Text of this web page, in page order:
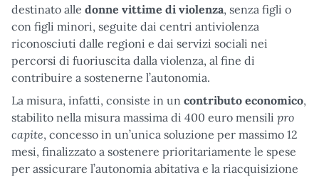
destinato alle donne vittime di violenza, senza figli o
con figli minori, seguite dai centri antiviolenza
riconosciuti dalle regioni e dai servizi sociali nei
percorsi di fuoriuscita dalla violenza, al fine di
contribuire a sostenerne l’autonomia.
La misura, infatti, consiste in un contributo economico,
stabilito nella misura massima di 400 euro mensili pro
capite, concesso in un’unica soluzione per massimo 12
mesi, finalizzato a sostenere prioritariamente le spese
per assicurare l’autonomia abitativa e la riacquisizione